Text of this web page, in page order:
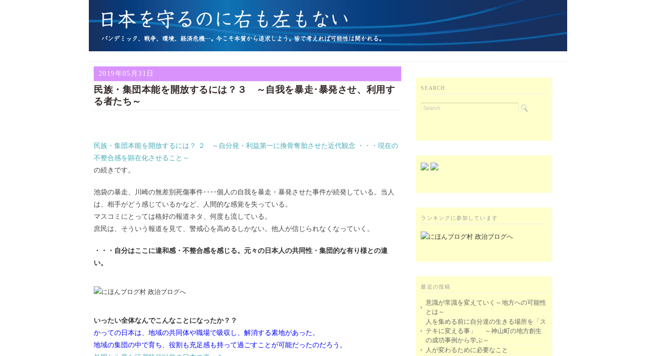
2019年05月31日
民族・集団本能を開放するには？３ ～自我を暴走･暴発させ、利用す
る者たち～
民族・集団本能を開放するには？ ２ ～自分発・利益第一に換骨奪胎させた近代観念 ・・・現在の
不整合感を顕在化させること～
の続きです。
池袋の暴走、川崎の無差別死傷事件････個人の自我を暴走・暴発させた事件が続発している。当人
は、相手がどう感じているかなど、人間的な感覚を失っている。
マスコミにとっては格好の報道ネタ、何度も流している。
庶民は、そういう報道を見て、警戒心を高めるしかない。他人が信じられなくなっていく。
・・・自分はここに違和感・不整合感を感じる。元々の日本人の共同性・集団的な有り様との違
い。
いったい全体なんでこんなことになったか？？
かっての日本は、地域の共同体や職場で吸収し、解消する素地があった。
地域の集団の中で育ち、役割も充足感も持って過ごすことが可能だったのだろう。
SEARCH
ランキングに参加しています
最近の投稿
意識が常識を変えていく～地方への可能性
とは～
人を集める前に自分達の生きる場所を「ス
テキに変える事」 ～神山町の地方創生
の成功事例から学ぶ～
人が変わるために必要なこと